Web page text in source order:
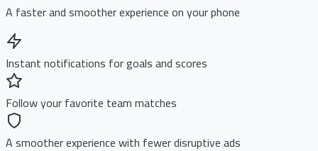
A faster and smoother experience on your phone
Instant notifications for goals and scores
Follow your favorite team matches
A smoother experience with fewer disruptive ads